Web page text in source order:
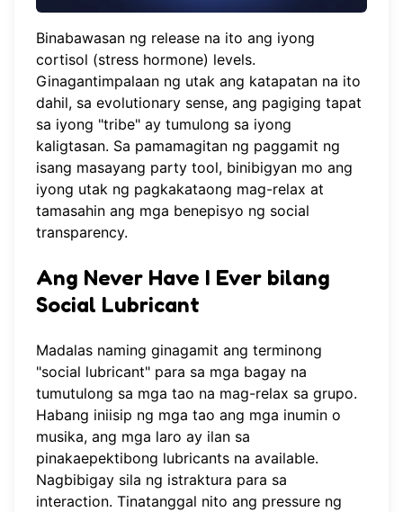
Binabawasan ng release na ito ang iyong
cortisol (stress hormone) levels.
Ginagantimpalaan ng utak ang katapatan na ito
dahil, sa evolutionary sense, ang pagiging tapat
sa iyong "tribe" ay tumulong sa iyong
kaligtasan. Sa pamamagitan ng paggamit ng
isang masayang party tool, binibigyan mo ang
iyong utak ng pagkakataong mag-relax at
tamasahin ang mga benepisyo ng social
transparency.
Ang Never Have I Ever bilang
Social Lubricant
Madalas naming ginagamit ang terminong
"social lubricant" para sa mga bagay na
tumutulong sa mga tao na mag-relax sa grupo.
Habang iniisip ng mga tao ang mga inumin o
musika, ang mga laro ay ilan sa
pinakaepektibong lubricants na available.
Nagbibigay sila ng istraktura para sa
interaction. Tinatanggal nito ang pressure ng